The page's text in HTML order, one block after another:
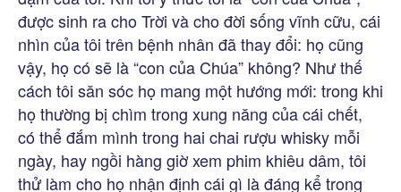
được sinh ra cho Trời và cho đời sống vĩnh cữu, cái
nhìn của tôi trên bệnh nhân đã thay đổi: họ cũng
vậy, họ có sẽ là “con của Chúa” không? Như thế
cách tôi săn sóc họ mang một hướng mới: trong khi
họ thường bị chìm trong xung năng của cái chết,
có thể đắm mình trong hai chai rượu whisky mỗi
ngày, hay ngồi hàng giờ xem phim khiêu dâm, tôi
thử làm cho họ nhận định cái gì là đáng kể trong